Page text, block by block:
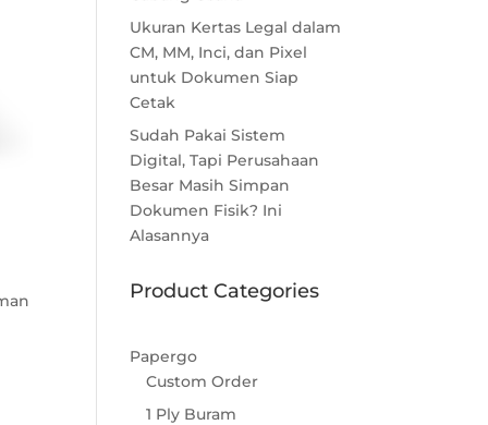
Ukuran Kertas Legal dalam
CM, MM, Inci, dan Pixel
untuk Dokumen Siap
Cetak
Sudah Pakai Sistem
Digital, Tapi Perusahaan
Besar Masih Simpan
Dokumen Fisik? Ini
Alasannya
Product Categories
Papergo
Custom Order
1 Ply Buram